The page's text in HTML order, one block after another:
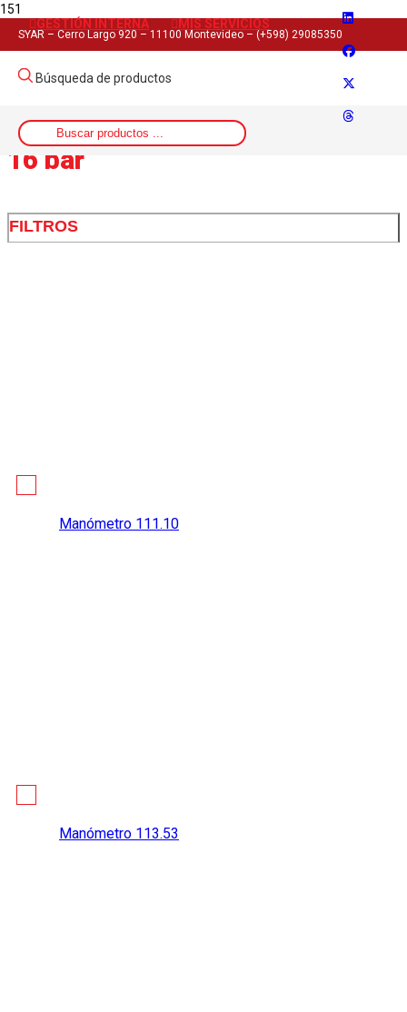
SYAR – Cerro Largo 920 – 11100 Montevideo – (+598) 29085350
GESTIÓN INTERNA MIS SERVICIOS
Búsqueda de productos
Inicio
>
Rango del producto
>
16 bar
FILTROS
Manómetro 111.10
Manómetro 113.53